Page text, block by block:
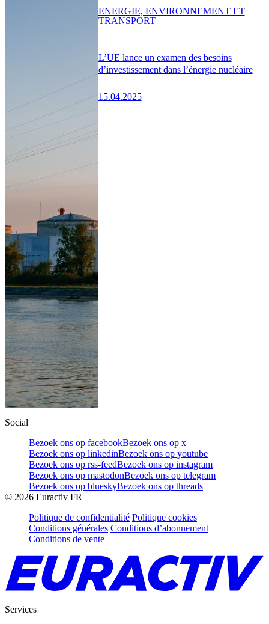
L’UE lance un examen des besoins
d’investissement dans l’énergie nucléaire
15.04.2025
ENERGIE, ENVIRONNEMENT ET
TRANSPORT
Social
Bezoek ons op facebookBezoek ons op x
Bezoek ons op linkedinBezoek ons op youtube
Bezoek ons op rss-feedBezoek ons op instagram
Bezoek ons op mastodonBezoek ons op telegram
Bezoek ons op blueskyBezoek ons op threads
© 2026 Euractiv FR
Politique de confidentialité Politique cookies
Conditions générales Conditions d’abonnement
Conditions de vente
Services